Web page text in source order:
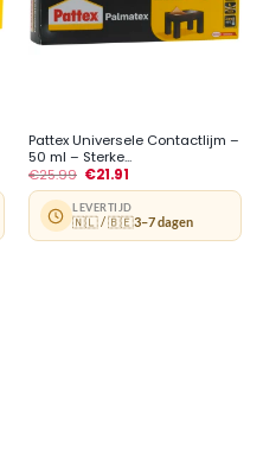
Pattex Universele Contactlijm –
50 ml – Sterke...
€25.99 €21.91
LEVERTIJD
🇳🇱 / 🇧🇪3–7 dagen